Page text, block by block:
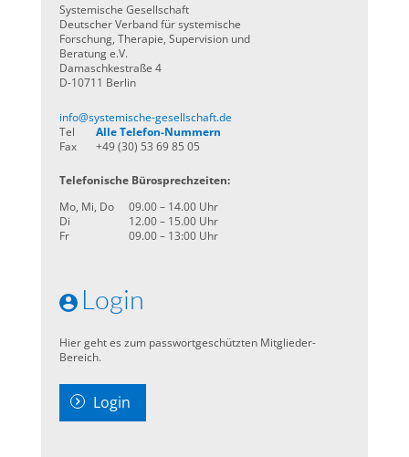
Systemische Gesellschaft
Deutscher Verband für systemische
Forschung, Therapie, Supervision und
Beratung e.V.
Damaschkestraße 4
D-10711 Berlin
info@systemische-gesellschaft.de
Tel
Alle Telefon-Nummern
Fax
+49 (30) 53 69 85 05
Telefonische Bürosprechzeiten:
Mo, Mi, Do
09.00 – 14.00 Uhr
Di
12.00 – 15.00 Uhr
Fr
09.00 – 13:00 Uhr
Login
Hier geht es zum passwortgeschützten Mitglieder-
Bereich.
Login